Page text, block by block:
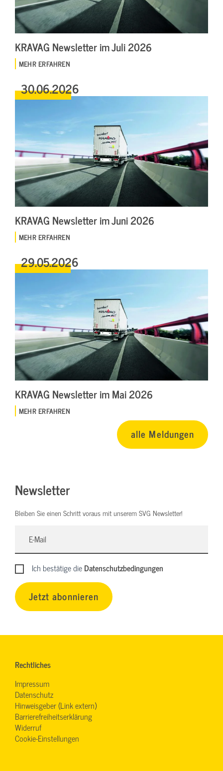
KRAVAG Newsletter im Juli 2026
MEHR ERFAHREN
30.06.2026
KRAVAG Newsletter im Juni 2026
MEHR ERFAHREN
29.05.2026
KRAVAG Newsletter im Mai 2026
MEHR ERFAHREN
alle Meldungen
Newsletter
Bleiben Sie einen Schritt voraus mit unserem SVG Newsletter!
Ich bestätige dieDatenschutzbedingungen
Jetzt abonnieren
Rechtliches
Impressum
Datenschutz
Hinweisgeber (Link extern)
Barrierefreiheitserklärung
Widerruf
Cookie-Einstellungen